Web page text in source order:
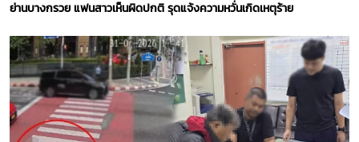
ย่านบางกรวย แฟนสาวเห็นผิดปกติ รุดแจ้งความหวั่นเกิดเหตุร้าย